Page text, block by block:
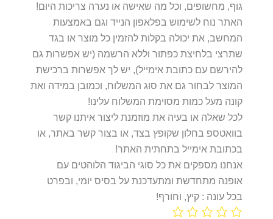
גוף, מחשופים, וכל מה שאישה או נערה צריכות היום!
האתר נוח לשימוש בפלאפון הנייד וגם באמצעות
המחשב, את יכולה בקלות להזמין כל מוצר או בגד
שתרצי בלחיצת כפתור וללא הרשמה (יש אפשרות גם
להירשם עם כתובת אימייל), יש לך אפשרות ברכישת
המוצר לבחור גם את סוג המשלוח, וכמובן במידה ואת
קונה מעל כמות מסוימת המשלוח עלינו!
לכל שאלה או בעיה את מוזמנת ליצור איתנו קשר
בוואטספ בחלון שקופץ בצד, או בצור קשר באתר, או
בכתובת אימייל בתחתית האתר!
אנחנו מספקים את כל סוגי הביגוד הלוהטים עם
אופנה מתחדשת ומתעדכנת על בסיס יומי, ובפרט
בכל עונה : קיץ, וחורף!